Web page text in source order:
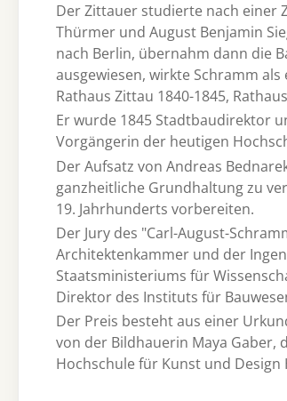
Der Zittauer studierte nach einer
Thürmer und August Benjamin
nach Berlin, übernahm dann die
ausgewiesen, wirkte Schramm
Rathaus Zittau 1840-1845,
Er wurde 1845 Stadtbaudirektor
Vorgängerin der heutigen
Der Aufsatz von Andreas
ganzheitliche Grundhaltung zu
19. Jahrhunderts vorbereiten.
Der Jury des "Carl-August-
Architektenkammer und der
Staatsministeriums für
Direktor des Instituts für
Der Preis besteht aus einer
von der Bildhauerin Maya Gaber,
Hochschule für Kunst und Design